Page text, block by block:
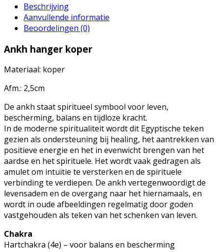
Beschrijving
Aanvullende informatie
Beoordelingen (0)
Ankh hanger koper
Materiaal: koper
Afm.: 2,5cm
De ankh staat spiritueel symbool voor leven,
bescherming, balans en tijdloze kracht.
In de moderne spiritualiteit wordt dit Egyptische teken
gezien als ondersteuning bij healing, het aantrekken van
positieve energie en het in evenwicht brengen van het
aardse en het spirituele. Het wordt vaak gedragen als
amulet om intuïtie te versterken en de spirituele
verbinding te verdiepen. De ankh vertegenwoordigt de
levensadem en de overgang naar het hiernamaals, en
wordt in oude afbeeldingen regelmatig door goden
vastgehouden als teken van het schenken van leven.
Chakra
Hartchakra (4e) – voor balans en bescherming